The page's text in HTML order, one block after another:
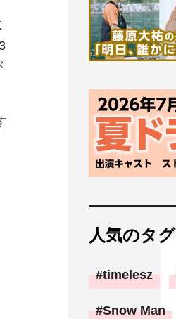
人気のタグ
timelesz
Snow Man